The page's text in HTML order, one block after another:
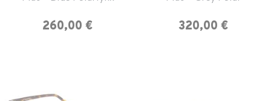
Prix
260,00 € Prix
320,00 €